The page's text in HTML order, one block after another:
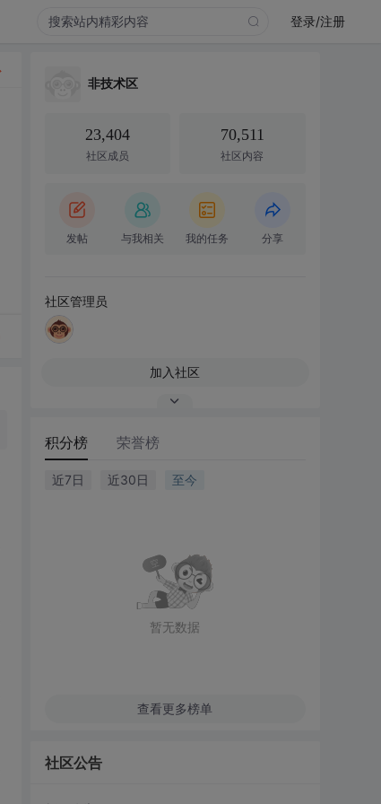
登录/注册
非技术区
23,404
社区成员
70,511
社区内容
发帖 与我相关 我的任务 分享
社区管理员
加入社区
积分榜 荣誉榜
近7日 近30日 至今
暂无数据
查看更多榜单
社区公告